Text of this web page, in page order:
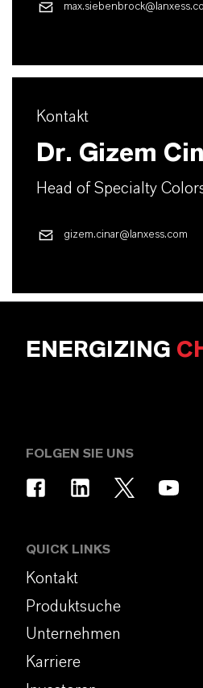
Kontakt
Dr. Gizem
Head of Specialty
gizem.cinar@lanxess.com
ENERGIZING
FOLGEN SIE UNS
QUICK LINKS
Kontakt
Produktsuche
Unternehmen
Karriere